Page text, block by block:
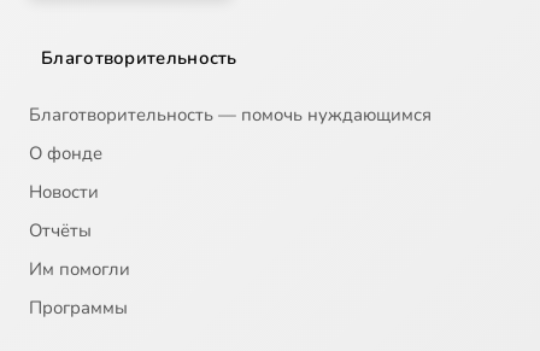
Благотворительность
Благотворительность — помочь нуждающимся
О фонде
Новости
Отчёты
Им помогли
Программы